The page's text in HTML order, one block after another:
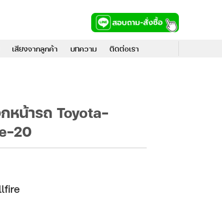
เสียงจากลูกค้า บทความ ติดต่อเรา
หน้ารถ Toyota-
20